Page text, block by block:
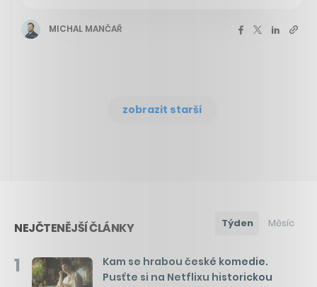
MICHAL MANČAŘ
zobrazit starší
NEJČTENĚJŠÍ ČLÁNKY Týden Měsíc
1
Kam se hrabou české komedie.
Pusťte si na Netflixu historickou